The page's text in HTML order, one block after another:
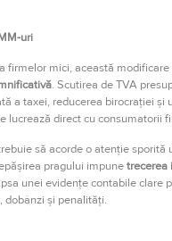
uri
firmelor mici, această
. Scutirea de TVA
a taxei, reducerea birocrației și
lucrează direct cu consumatorii
să acorde o atenție sporită
pragului impunetrecerea
unei evidențe contabile clare
dobânzi și penalități.